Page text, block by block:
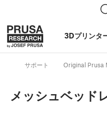
3Dプリンタ
サポート Original Prusa
メッシュベッド